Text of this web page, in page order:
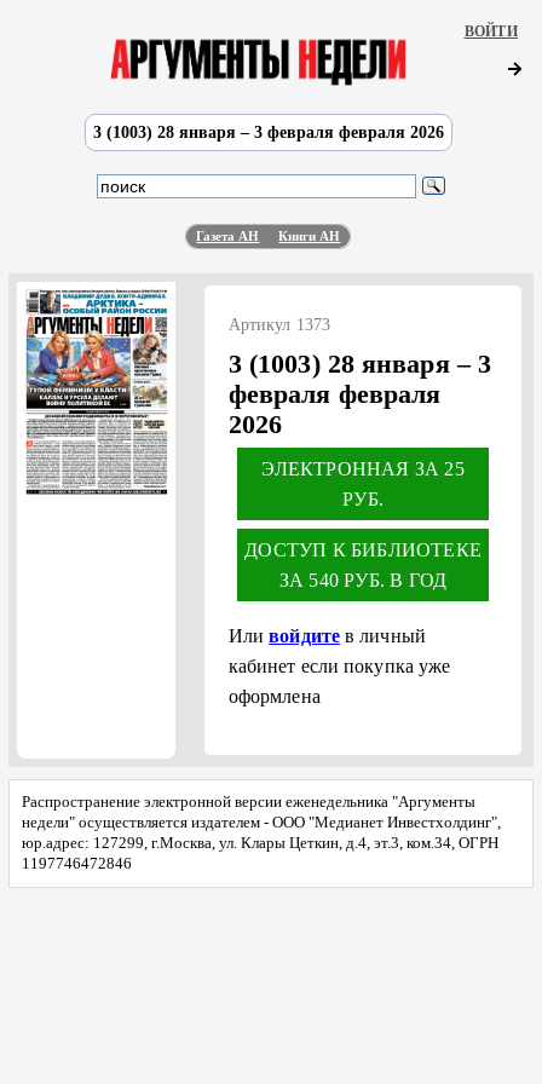
3 (1003) 28 января – 3 февраля февраля 2026
ВОЙТИ
Газета АН Книги АН
Артикул 1373
3 (1003) 28 января – 3
февраля февраля
2026
ЭЛЕКТРОННАЯ ЗА 25
РУБ.
ДОСТУП К БИБЛИОТЕКЕ
ЗА 540 РУБ. В ГОД
Иливойдитев личный
кабинет если покупка уже
оформлена
Распространение электронной версии еженедельника "Аргументы
недели" осуществляется издателем - ООО "Медианет Инвестхолдинг",
юр.адрес: 127299, г.Москва, ул. Клары Цеткин, д.4, эт.3, ком.34, ОГРН
1197746472846